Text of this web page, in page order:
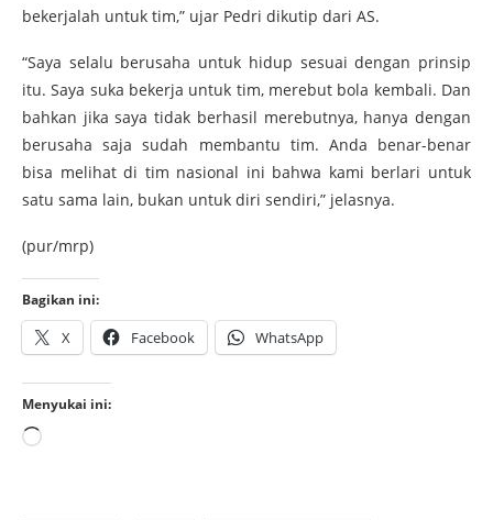
bekerjalah untuk tim,” ujar Pedri dikutip dari AS.
“Saya selalu berusaha untuk hidup sesuai dengan prinsip
itu. Saya suka bekerja untuk tim, merebut bola kembali. Dan
bahkan jika saya tidak berhasil merebutnya, hanya dengan
berusaha saja sudah membantu tim. Anda benar-benar
bisa melihat di tim nasional ini bahwa kami berlari untuk
satu sama lain, bukan untuk diri sendiri,” jelasnya.
(pur/mrp)
Bagikan ini:
X Facebook WhatsApp
Menyukai ini: